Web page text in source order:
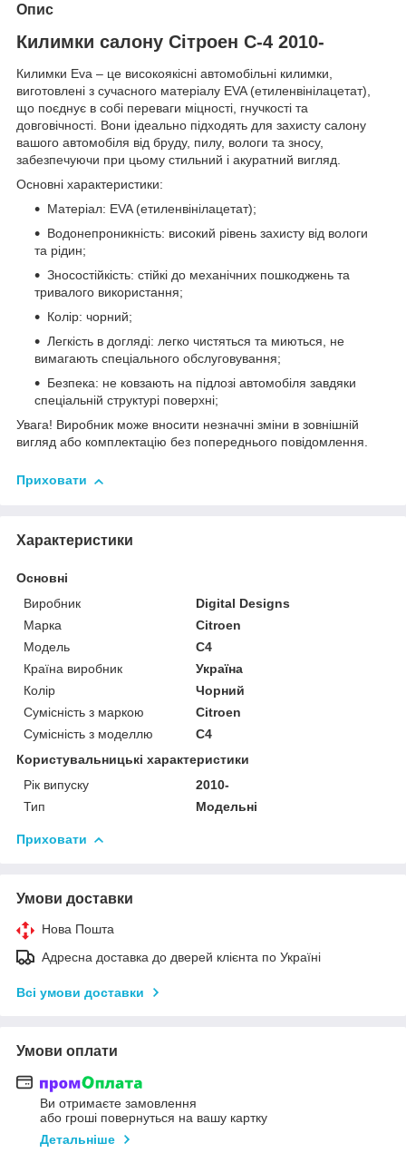
Опис
Килимки салону Сітроен C-4 2010-
Килимки Eva – це високоякісні автомобільні килимки,
виготовлені з сучасного матеріалу EVA (етиленвінілацетат),
що поєднує в собі переваги міцності, гнучкості та
довговічності. Вони ідеально підходять для захисту салону
вашого автомобіля від бруду, пилу, вологи та зносу,
забезпечуючи при цьому стильний і акуратний вигляд.
Основні характеристики:
Матеріал: EVA (етиленвінілацетат);
Водонепроникність: високий рівень захисту від вологи
та рідин;
Зносостійкість: стійкі до механічних пошкоджень та
тривалого використання;
Колір: чорний;
Легкість в догляді: легко чистяться та миються, не
вимагають спеціального обслуговування;
Безпека: не ковзають на підлозі автомобіля завдяки
спеціальній структурі поверхні;
Увага! Виробник може вносити незначні зміни в зовнішній
вигляд або комплектацію без попереднього повідомлення.
Приховати
Характеристики
Основні
Виробник
Digital Designs
Марка
Citroen
Модель
C4
Країна виробник
Україна
Колір
Чорний
Сумісність з маркою
Citroen
Сумісність з моделлю
C4
Користувальницькі характеристики
Рік випуску
2010-
Тип
Модельні
Приховати
Умови доставки
Нова Пошта
Адресна доставка до дверей клієнта по Україні
Всі умови доставки
Умови оплати
Ви отримаєте замовлення
або гроші повернуться на вашу картку
Детальніше